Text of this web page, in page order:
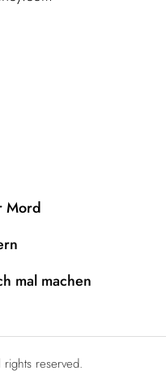
Mord
mal machen
reserved.